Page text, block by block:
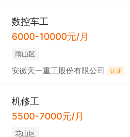
数控车工
6000-10000元/月
雨山区
安徽天一重工股份有限公司 认证
机修工
5500-7000元/月
花山区